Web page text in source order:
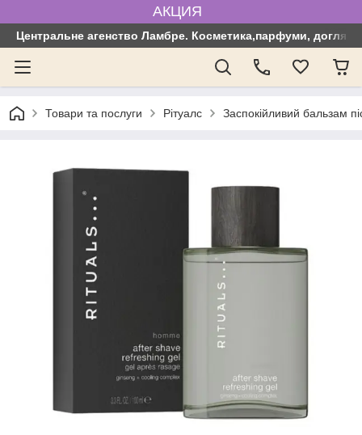
АКЦИЯ
Центральне агенство Ламбре. Косметика,парфуми, догляд
Товари та послуги Рітуалс Заспокійливий бальзам